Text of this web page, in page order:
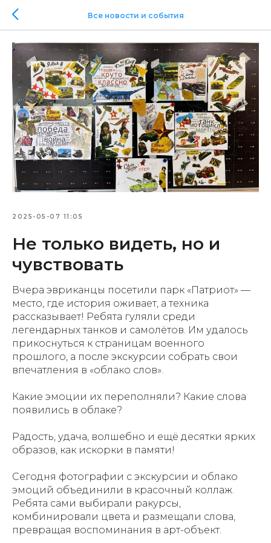
Все новости и события
2025-05-07 11:05
Не только видеть, но и
чувствовать
Вчера эвриканцы посетили парк «Патриот» —
место, где история оживает, а техника
рассказывает! Ребята гуляли среди
легендарных танков и самолётов. Им удалось
прикоснуться к страницам военного
прошлого, а после экскурсии собрать свои
впечатления в «облако слов».
Какие эмоции их переполняли? Какие слова
появились в облаке?
Радость, удача, волшебно и ещё десятки ярких
образов, как искорки в памяти!
Сегодня фотографии с экскурсии и облако
эмоций объединили в красочный коллаж.
Ребята сами выбирали ракурсы,
комбинировали цвета и размещали слова,
превращая воспоминания в арт-объект.